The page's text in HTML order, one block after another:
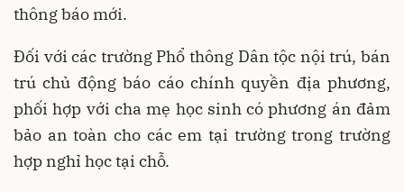
thông báo mới.
Đối với các trường Phổ thông Dân tộc nội trú, bán
trú chủ động báo cáo chính quyền địa phương,
phối hợp với cha mẹ học sinh có phương án đảm
bảo an toàn cho các em tại trường trong trường
hợp nghỉ học tại chỗ.